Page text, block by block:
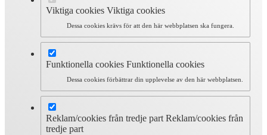
Viktiga cookies Viktiga cookies
Dessa cookies krävs för att den här webbplatsen ska fungera.
Funktionella cookies Funktionella cookies
Dessa cookies förbättrar din upplevelse av den här webbplatsen.
Reklam/cookies från tredje part Reklam/cookies från
tredje part